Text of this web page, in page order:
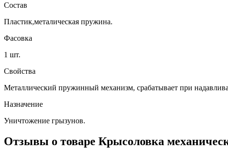
Состав
Пластик,металическая пружина.
Фасовка
1 шт.
Свойства
Металлический пружинный механизм, срабатывает при
Назначение
Уничтожение грызунов.
Отзывы о товаре Крысоловка